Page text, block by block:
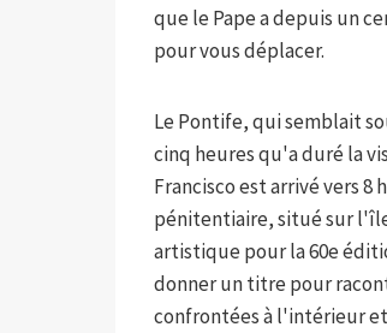
que le Pape a depuis un
pour vous déplacer.
Le Pontife, qui semblait
cinq heures qu'a duré la
Francisco est arrivé vers
pénitentiaire, situé sur
artistique pour la 60e
donner un titre pour
confrontées à l'intérieur et